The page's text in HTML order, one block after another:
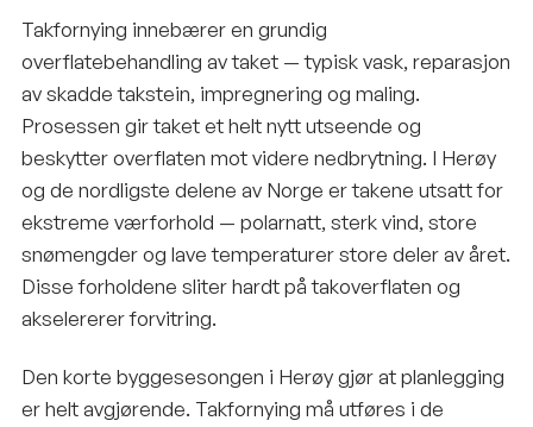
Takfornying innebærer en grundig
overflatebehandling av taket — typisk vask, reparasjon
av skadde takstein, impregnering og maling.
Prosessen gir taket et helt nytt utseende og
beskytter overflaten mot videre nedbrytning. I Herøy
og de nordligste delene av Norge er takene utsatt for
ekstreme værforhold — polarnatt, sterk vind, store
snømengder og lave temperaturer store deler av året.
Disse forholdene sliter hardt på takoverflaten og
akselererer forvitring.
Den korte byggesesongen i Herøy gjør at planlegging
er helt avgjørende. Takfornying må utføres i de